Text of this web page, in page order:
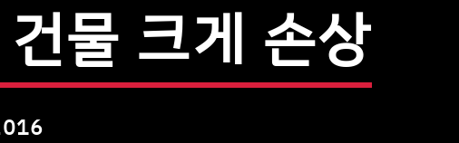
물 크게 손상